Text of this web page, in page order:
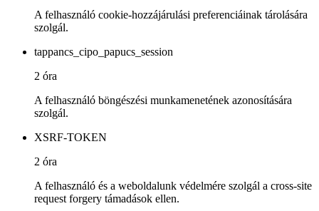
A felhasználó cookie-hozzájárulási preferenciáinak tárolására
szolgál.
tappancs_cipo_papucs_session
2 óra
A felhasználó böngészési munkamenetének azonosítására
szolgál.
XSRF-TOKEN
2 óra
A felhasználó és a weboldalunk védelmére szolgál a cross-site
request forgery támadások ellen.